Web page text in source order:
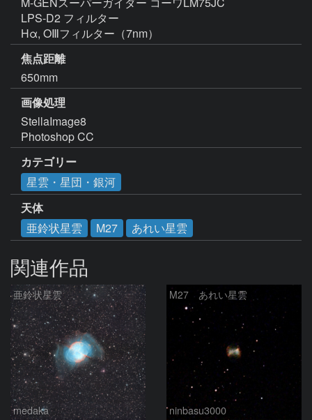
LPS-D2 フィルター
焦点距離
650mm
画像処理
StellaImage8
Photoshop CC
カテゴリー
星雲・星団・銀河
天体
亜鈴状星雲
M27 あれい星雲
関連作品
亜鈴状星雲
medaka
M27 あれい星雲
ninbasu3000